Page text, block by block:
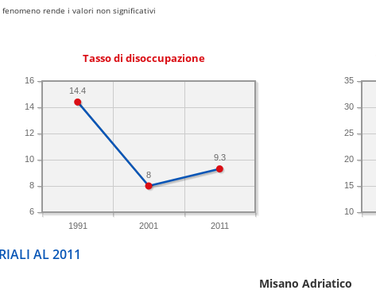
rende i valori non significativi
Tasso di disoccupazione
1991 2001 2011
6
8
10
12
14
16
9.3
8
14.4
10
15
20
25
30
35
AL 2011
Misano Adriatico